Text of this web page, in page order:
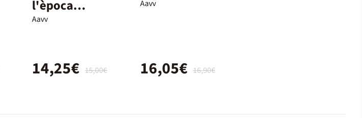
l'època
romana
Aavv
15,00€
14,25€
Aavv
16,90€
16,05€